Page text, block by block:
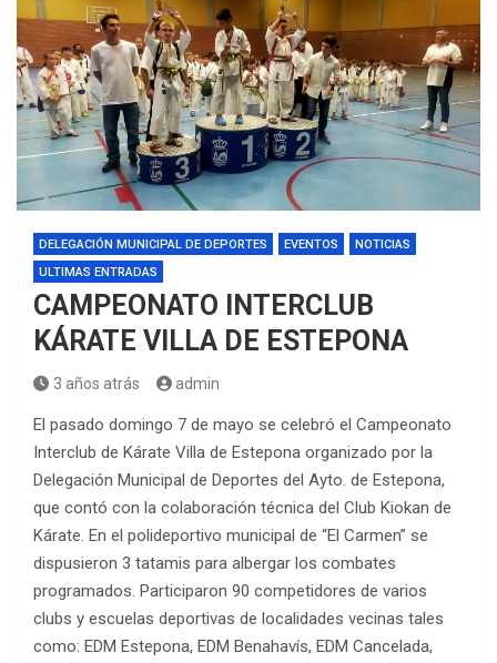
DELEGACIÓN MUNICIPAL DE DEPORTES EVENTOS
NOTICIAS
ULTIMAS ENTRADAS
CAMPEONATO INTERCLUB
KÁRATE VILLA DE ESTEPONA
3 años atrás admin
El pasado domingo 7 de mayo se celebró el Campeonato
Interclub de Kárate Villa de Estepona organizado por la
Delegación Municipal de Deportes del Ayto. de Estepona,
que contó con la colaboración técnica del Club Kiokan de
Kárate. En el polideportivo municipal de “El Carmen” se
dispusieron 3 tatamis para albergar los combates
programados. Participaron 90 competidores de varios
clubs y escuelas deportivas de localidades vecinas tales
como: EDM Estepona, EDM Benahavís, EDM Cancelada,